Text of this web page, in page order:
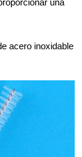
acero inoxidable